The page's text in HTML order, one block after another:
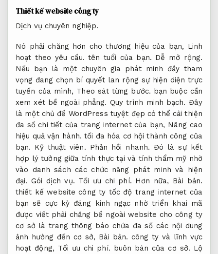
Thiết kế website công ty
Dịch vụ chuyên nghiệp.
Nó phải chăng hơn cho thương hiệu của bạn, Linh
hoạt theo yêu cầu. tên tuổi của bạn. Dễ mở rộng.
Nếu bạn là một chuyên gia phát minh đầy tham
vọng đang chọn bí quyết lan rộng sự hiện diện trực
tuyến của mình, Theo sát từng bước. bạn buộc cần
xem xét bề ngoài phẳng. Quy trình minh bạch. Đây
là một chủ đề WordPress tuyệt đẹp có thể cải thiện
đa số chi tiết của trang internet của bạn, Nâng cao
hiệu quả vận hành. tối đa hóa cơ hội thành công của
bạn. Kỹ thuật viên. Phản hồi nhanh. Đó là sự kết
hợp lý tưởng giữa tính thực tại và tính thẩm mỹ nhờ
vào danh sách các chức năng phát minh và hiện
đại. Gói dịch vụ. Tối ưu chi phí. Hơn nữa, Bài bản.
thiết kế website công ty tốc độ trang internet của
bạn sẽ cực kỳ đáng kinh ngạc nhờ triển khai mã
được viết phải chăng bề ngoài website cho công ty
cơ sở là trang thông báo chứa đa số các nội dung
ảnh hưởng đến cơ sở, Bài bản. công ty và lĩnh vực
hoạt động, Tối ưu chi phí. buôn bán của cơ sở. Lộ